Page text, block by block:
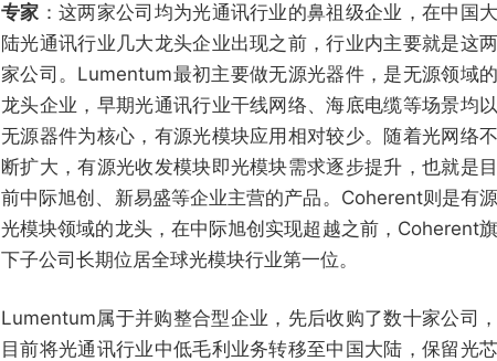
专家 ：这两家公司均为光通讯行业的鼻祖级企业，在中国大
陆光通讯行业几大龙头企业出现之前，行业内主要就是这两
家公司。Lumentum最初主要做无源光器件，是无源领域的
龙头企业，早期光通讯行业干线网络、海底电缆等场景均以
无源器件为核心，有源光模块应用相对较少。随着光网络不
断扩大，有源光收发模块即光模块需求逐步提升，也就是目
前中际旭创、新易盛等企业主营的产品。Coherent则是有源
光模块领域的龙头，在中际旭创实现超越之前，Coherent旗
下子公司长期位居全球光模块行业第一位。
Lumentum属于并购整合型企业，先后收购了数十家公司，
目前将光通讯行业中低毛利业务转移至中国大陆，保留光芯